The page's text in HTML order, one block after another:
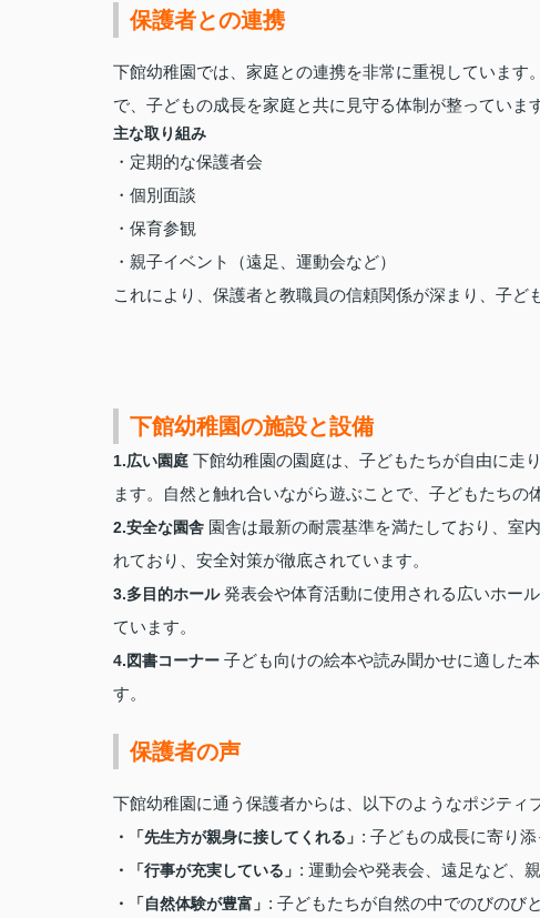
保護者との連携
下館幼稚園では、家庭との連携を非常に重視していま
で、子どもの成長を家庭と共に見守る体制が整っています
主な取り組み
・定期的な保護者会
・個別面談
・保育参観
・親子イベント（遠足、運動会など）
これにより、保護者と教職員の信頼関係が深まり、子ど
下館幼稚園の施設と設備
1.広い園庭 下館幼稚園の園庭は、子どもたちが自由に走
ます。自然と触れ合いながら遊ぶことで、子どもたちの
2.安全な園舎 園舎は最新の耐震基準を満たしており、室
れており、安全対策が徹底されています。
3.多目的ホール発表会や体育活動に使用される広いホー
ています。
4.図書コーナー 子ども向けの絵本や読み聞かせに適した
す。
保護者の声
下館幼稚園に通う保護者からは、以下のようなポジティ
・「先生方が親身に接してくれる」 : 子どもの成長に寄り
・「行事が充実している」 : 運動会や発表会、遠足など、
・「自然体験が豊富」 : 子どもたちが自然の中でのびのび